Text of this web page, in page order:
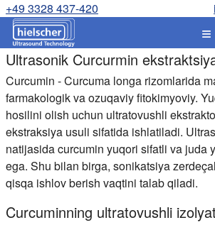
+49 3328 437-420
Ultrasonik Curcurmin
Curcumin - Curcuma longa rizomlarida
farmakologik va ozuqaviy fitokimyoviy.
hosilini olish uchun ultratovushli
ekstraksiya usuli sifatida ishlatiladi.
natijasida curcumin yuqori sifatli va juda
ega. Shu bilan birga, sonikatsiya
qisqa ishlov berish vaqtini talab qiladi.
Curcuminning ultratovushli